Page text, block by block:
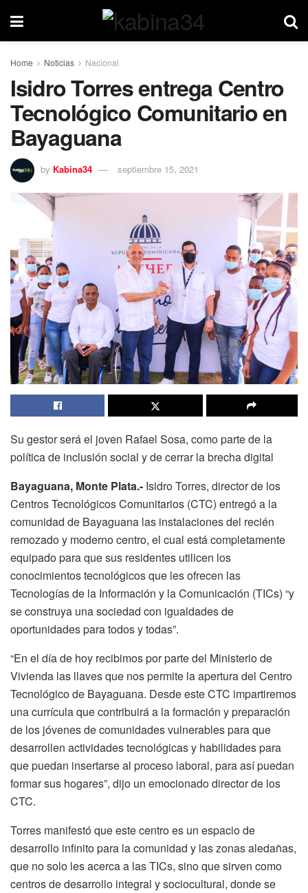
Home Noticias Nacional
Isidro Torres entrega Centro
Tecnológico Comunitario en
Bayaguana
by Kabina34 septiembre 15, 2021
Su gestor será el joven Rafael Sosa, como parte de la
política de inclusión social y de cerrar la brecha digital
Bayaguana, Monte Plata.- Isidro Torres, director de los
Centros Tecnológicos Comunitarios (CTC) entregó a la
comunidad de Bayaguana las instalaciones del recién
remozado y moderno centro, el cual está completamente
equipado para que sus residentes utilicen los
conocimientos tecnológicos que les ofrecen las
Tecnologías de la Información y la Comunicación (TICs) “y
se construya una sociedad con igualdades de
oportunidades para todos y todas”.
“En el día de hoy recibimos por parte del Ministerio de
Vivienda las llaves que nos permite la apertura del Centro
Tecnológico de Bayaguana. Desde este CTC impartiremos
una currícula que contribuirá a la formación y preparación
de los jóvenes de comunidades vulnerables para que
desarrollen actividades tecnológicas y habilidades para
que puedan insertarse al proceso laboral, para así puedan
formar sus hogares”, dijo un emocionado director de los
CTC.
Torres manifestó que este centro es un espacio de
desarrollo infinito para la comunidad y las zonas aledañas,
que no solo les acerca a las TICs, sino que sirven como
centros de desarrollo integral y sociocultural, donde se